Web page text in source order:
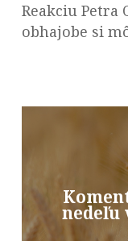
Reakciu Petra
obhajobe si
nedeľu